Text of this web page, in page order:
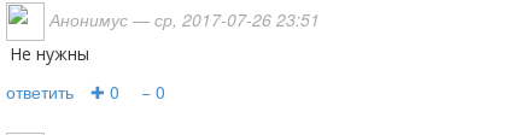
Анонимус — ср, 2017-07-26 23:51
Не нужны
ответить ✚ 0 − 0